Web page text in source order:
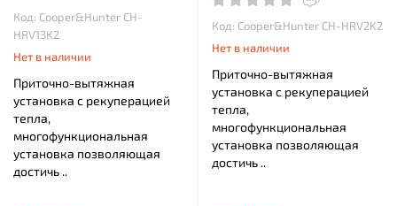
Код: Cooper&Hunter CH-
HRV13K2
Нет в наличии
Приточно-вытяжная
установка с рекуперацией
тепла,
многофункциональная
установка позволяющая
достичь ..
Код: Cooper&Hunter CH-HRV2K2
Нет в наличии
Приточно-вытяжная
установка с рекуперацией
тепла,
многофункциональная
установка позволяющая
достичь ..